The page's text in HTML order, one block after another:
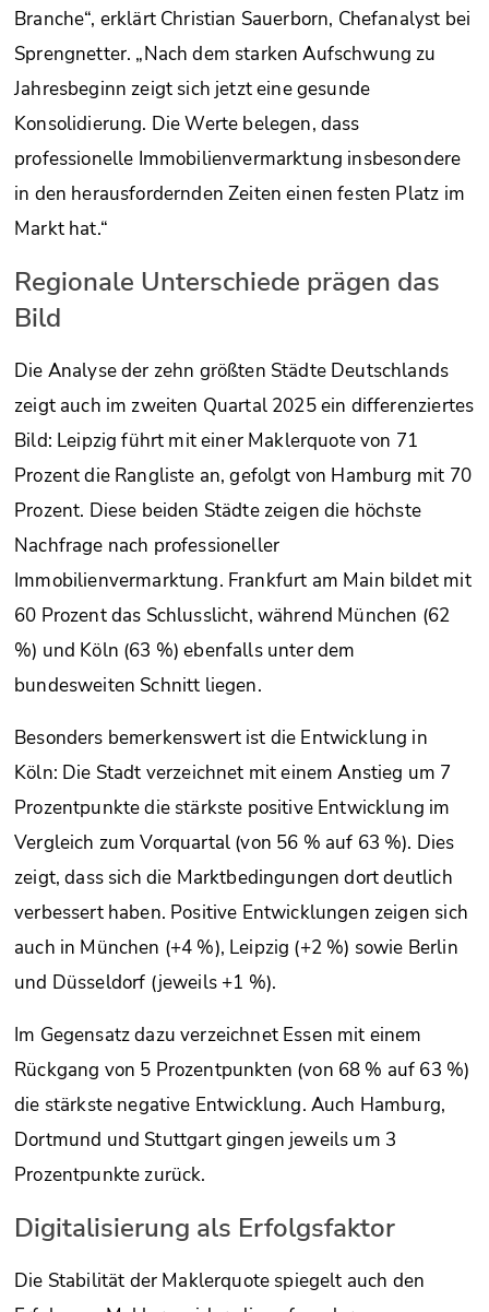
Branche“, erklärt Christian Sauerborn, Chefanalyst bei
Sprengnetter. „Nach dem starken Aufschwung zu
Jahresbeginn zeigt sich jetzt eine gesunde
Konsolidierung. Die Werte belegen, dass
professionelle Immobilienvermarktung insbesondere
in den herausfordernden Zeiten einen festen Platz im
Markt hat.“
Regionale Unterschiede prägen das
Bild
Die Analyse der zehn größten Städte Deutschlands
zeigt auch im zweiten Quartal 2025 ein differenziertes
Bild: Leipzig führt mit einer Maklerquote von 71
Prozent die Rangliste an, gefolgt von Hamburg mit 70
Prozent. Diese beiden Städte zeigen die höchste
Nachfrage nach professioneller
Immobilienvermarktung. Frankfurt am Main bildet mit
60 Prozent das Schlusslicht, während München (62
%) und Köln (63 %) ebenfalls unter dem
bundesweiten Schnitt liegen.
Besonders bemerkenswert ist die Entwicklung in
Köln: Die Stadt verzeichnet mit einem Anstieg um 7
Prozentpunkte die stärkste positive Entwicklung im
Vergleich zum Vorquartal (von 56 % auf 63 %). Dies
zeigt, dass sich die Marktbedingungen dort deutlich
verbessert haben. Positive Entwicklungen zeigen sich
auch in München (+4 %), Leipzig (+2 %) sowie Berlin
und Düsseldorf (jeweils +1 %).
Im Gegensatz dazu verzeichnet Essen mit einem
Rückgang von 5 Prozentpunkten (von 68 % auf 63 %)
die stärkste negative Entwicklung. Auch Hamburg,
Dortmund und Stuttgart gingen jeweils um 3
Prozentpunkte zurück.
Digitalisierung als Erfolgsfaktor
Die Stabilität der Maklerquote spiegelt auch den